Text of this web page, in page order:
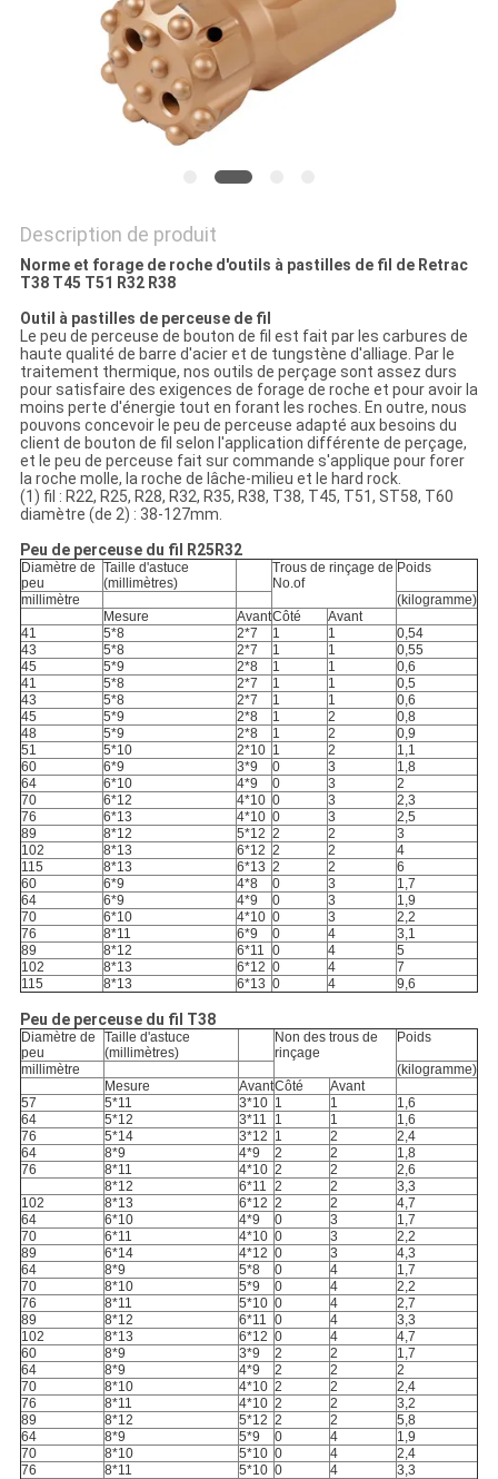
PRIVACY
Description de produit
Norme et forage de roche d'outils à pastilles de fil de Retrac
T38 T45 T51 R32 R38
Outil à pastilles de perceuse de fil
Le peu de perceuse de bouton de fil est fait par les carbures de
haute qualité de barre d'acier et de tungstène d'alliage. Par le
traitement thermique, nos outils de perçage sont assez durs
pour satisfaire des exigences de forage de roche et pour avoir la
moins perte d'énergie tout en forant les roches. En outre, nous
pouvons concevoir le peu de perceuse adapté aux besoins du
client de bouton de fil selon l'application différente de perçage,
et le peu de perceuse fait sur commande s'applique pour forer
la roche molle, la roche de lâche-milieu et le hard rock.
(1) fil : R22, R25, R28, R32, R35, R38, T38, T45, T51, ST58, T60
diamètre (de 2) : 38-127mm.
Peu de perceuse du fil R25R32
Diamètre de
peu
Taille d'astuce
(millimètres)
Trous de rinçage de
No.of
Poids
millimètre
(kilogramme)
Mesure
AvantCôté
Avant
41
5*8 2*7 1 1
0,54
43
5*8 2*7 1 1
0,55
45
5*9 2*8 1 1
0,6
41
5*8 2*7 1 1
0,5
43
5*8 2*7 1 1
0,6
45
5*9 2*8 1 2
0,8
48
5*9 2*8 1 2
0,9
51
5*10 2*10 1 2
1,1
60
6*9 3*9 0 3
1,8
64
6*10 4*9 0 3
2
70
6*12 4*10 0 3
2,3
76
6*13 4*10 0 3
2,5
89
8*12 5*12 2 2
3
102
8*13 6*12 2 2
4
115
8*13 6*13 2 2
6
60
6*9 4*8 0 3
1,7
64
6*9 4*9 0 3
1,9
70
6*10 4*10 0 3
2,2
76
8*11 6*9 0 4
3,1
89
8*12 6*11 0 4
5
102
8*13 6*12 0 4
7
115
8*13 6*13 0 4 9,6
Peu de perceuse du fil T38
Diamètre de
peu
Taille d'astuce
(millimètres)
Non des trous de
rinçage
Poids
millimètre
(kilogramme)
Mesure
AvantCôté
Avant
57
5*11 3*10 1 1
1,6
64
5*12 3*11 1 1
1,6
76
5*14 3*12 1 2
2,4
64
8*9 4*9 2 2
1,8
76
8*11 4*10 2 2
2,6
8*12
6*11 2 2
3,3
102
8*13 6*12 2 2
4,7
64
6*10 4*9 0 3
1,7
70
6*11 4*10 0 3
2,2
89
6*14 4*12 0 3
4,3
64
8*9 5*8 0 4
1,7
70
8*10 5*9 0 4
2,2
76
8*11 5*10 0 4
2,7
89
8*12 6*11 0 4
3,3
102
8*13 6*12 0 4
4,7
60
8*9 3*9 2 2
1,7
64
8*9 4*9 2 2
2
70
8*10 4*10 2 2
2,4
76
8*11 4*10 2 2
3,2
89
8*12 5*12 2 2
5,8
64
8*9 5*9 0 4
1,9
70
8*10 5*10 0 4
2,4
76
8*11 5*10 0 4 3,3